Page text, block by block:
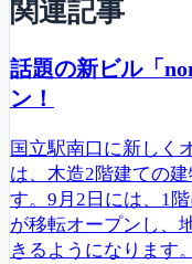
関連記事
話題の新ビル「
ン！
国立駅南口に新しく
は、木造2階建ての
す。9月2日には、1
が移転オープンし、
きるようになります